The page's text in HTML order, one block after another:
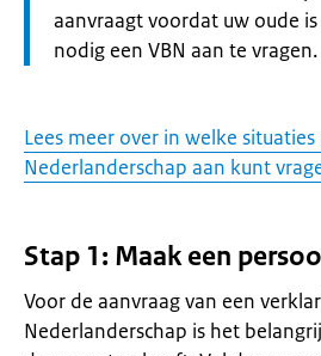
aanvraagt voordat uw oude
nodig een VBN aan te vragen.
Lees meer over in welke
Nederlanderschap aan kunt
Stap 1: Maak een
Voor de aanvraag van een
Nederlanderschap is het